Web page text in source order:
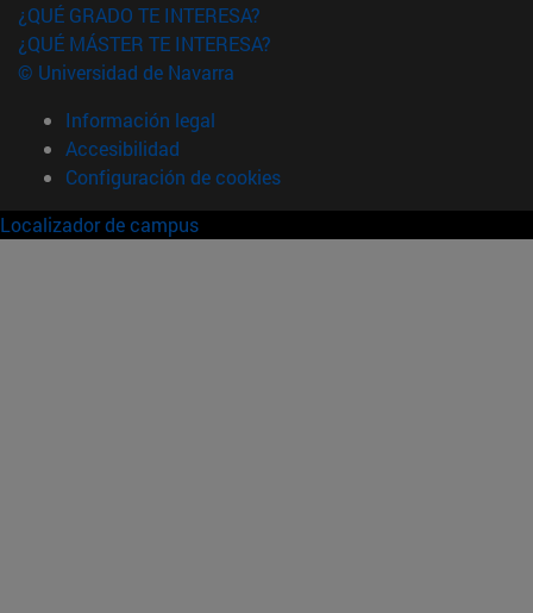
¿QUÉ GRADO TE INTERESA?
¿QUÉ MÁSTER TE INTERESA?
© Universidad de Navarra
Información legal
Accesibilidad
Configuración de cookies
Localizador de campus